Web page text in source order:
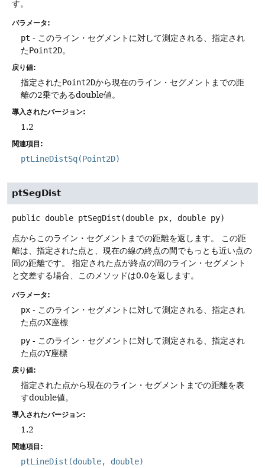
す。
パラメータ:
pt - このライン・セグメントに対して測定される、指定され
たPoint2D。
戻り値:
指定されたPoint2Dから現在のライン・セグメントまでの距
離の2乗であるdouble値。
導入されたバージョン:
1.2
関連項目:
ptLineDistSq(Point2D)
ptSegDist
public double ptSegDist (double px, double py)
点からこのライン・セグメントまでの距離を返します。
この距
離は、指定された点と、現在の線の終点の間でもっとも近い点の
間の距離です。
指定された点が終点の間のライン・セグメント
と交差する場合、このメソッドは0.0を返します。
パラメータ:
px - このライン・セグメントに対して測定される、指定され
た点のX座標
py - このライン・セグメントに対して測定される、指定され
た点のY座標
戻り値:
指定された点から現在のライン・セグメントまでの距離を表
すdouble値。
導入されたバージョン:
1.2
関連項目:
ptLineDist(double, double)